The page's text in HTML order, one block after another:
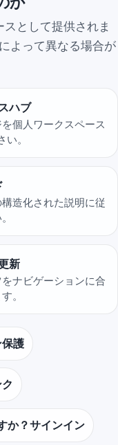
として提供されま
よって異なる場合が
ハブ
個人ワークスペース
。
造化された説明に従
新
ナビゲーションに合
。
護
か？サインイン